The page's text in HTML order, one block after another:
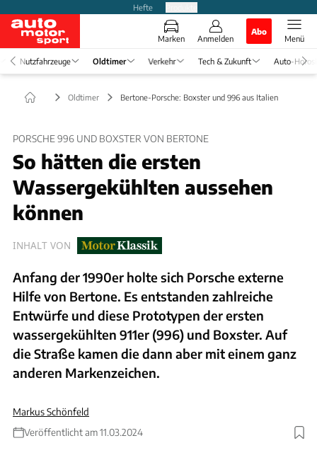
Hefte
Marken Anmelden
Abo
Menü
Nutzfahrzeuge Oldtimer Verkehr Tech & Zukunft Auto-
Oldtimer Bertone-Porsche: Boxster und 996 aus Italien
PORSCHE 996 UND BOXSTER VON BERTONE
So hätten die ersten
Wassergekühlten aussehen
können
INHALT VON
Anfang der 1990er holte sich Porsche externe
Hilfe von Bertone. Es entstanden zahlreiche
Entwürfe und diese Prototypen der ersten
wassergekühlten 911er (996) und Boxster. Auf
die Straße kamen die dann aber mit einem ganz
anderen Markenzeichen.
Markus Schönfeld
Veröffentlicht am 11.03.2024